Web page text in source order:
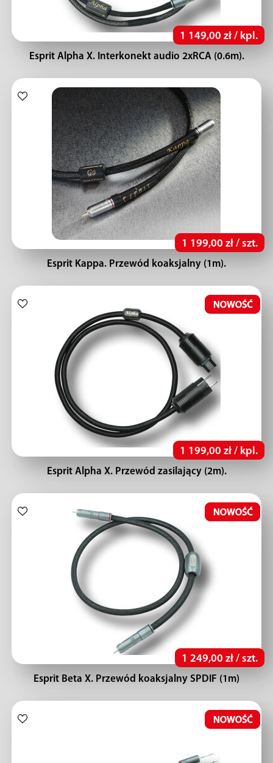
1 149,00 zł / kpl.
Esprit Alpha X. Interkonekt audio 2xRCA (0.6m).
1 199,00 zł / szt.
Esprit Kappa. Przewód koaksjalny (1m).
1 199,00 zł / kpl.
Esprit Alpha X. Przewód zasilający (2m).
1 249,00 zł / szt.
Esprit Beta X. Przewód koaksjalny SPDIF (1m)